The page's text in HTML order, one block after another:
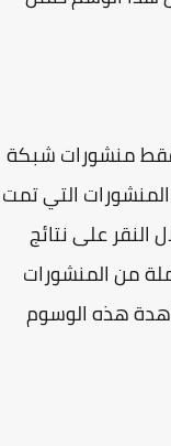
منشورات شبكة
التي تمت
على نتائج
المنشورات
هذه الوسوم